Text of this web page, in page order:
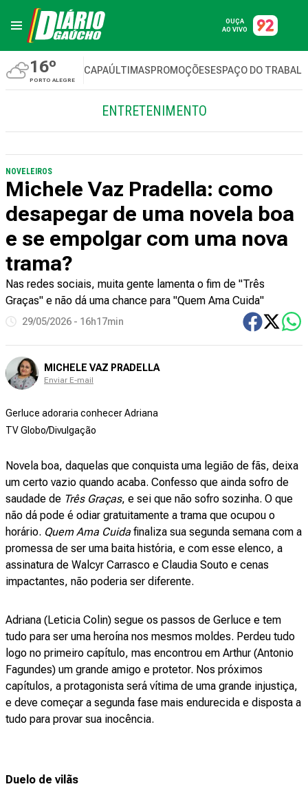
OUÇA
AO VIVO
16º
PORTO ALEGRE
CAPAÚLTIMASPROMOÇÕESESPAÇO DO
ENTRETENIMENTO
NOVELEIROS
Michele Vaz Pradella: como
desapegar de uma novela boa
e se empolgar com uma nova
trama?
Nas redes sociais, muita gente lamenta o fim de "Três
Graças" e não dá uma chance para "Quem Ama Cuida"
29/05/2026 - 16h17min
MICHELE VAZ PRADELLA
Enviar E-mail
Gerluce adoraria conhecer Adriana
TV Globo/Divulgação
Novela boa, daquelas que conquista uma legião de fãs, deixa
um certo vazio quando acaba. Confesso que ainda sofro de
saudade de Três Graças, e sei que não sofro sozinha. O que
não dá pode é odiar gratuitamente a trama que ocupou o
horário. Quem Ama Cuida finaliza sua segunda semana com a
promessa de ser uma baita história, e com esse elenco, a
assinatura de Walcyr Carrasco e Claudia Souto e cenas
impactantes, não poderia ser diferente.
Adriana (Leticia Colin) segue os passos de Gerluce e tem
tudo para ser uma heroína nos mesmos moldes. Perdeu tudo
logo no primeiro capítulo, mas encontrou em Arthur (Antonio
Fagundes) um grande amigo e protetor. Nos próximos
capítulos, a protagonista será vítima de uma grande injustiça,
e deve começar a segunda fase mais endurecida e disposta a
tudo para provar sua inocência.
Duelo de vilãs